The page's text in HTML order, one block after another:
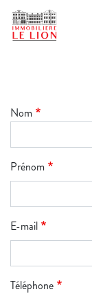
Nom
Prénom
E-mail
Téléphone